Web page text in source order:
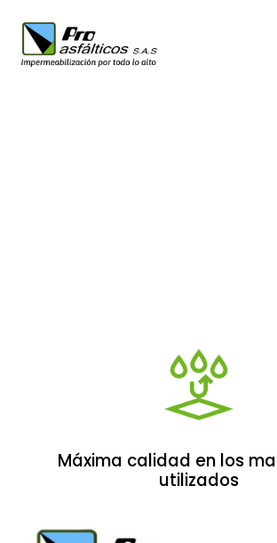
Máxima calidad en los
utilizados